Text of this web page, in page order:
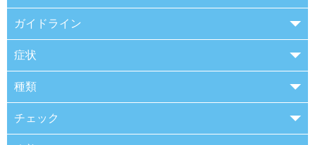
ガイドライン
症状
種類
チェック